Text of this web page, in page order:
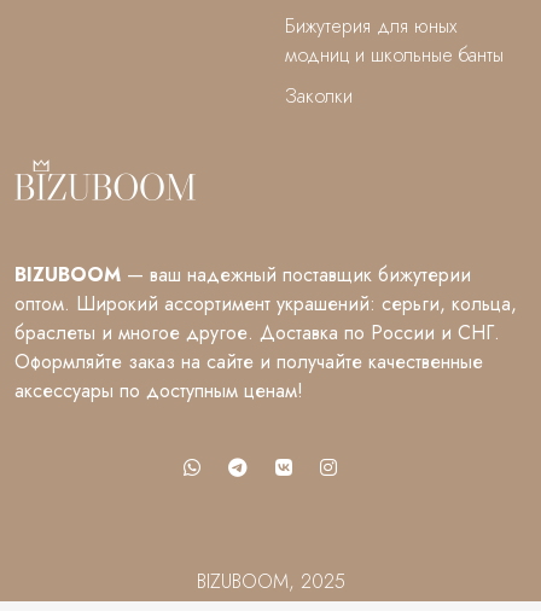
Бижутерия для юных
модниц и школьные банты
Заколки
BIZUBOOM — ваш надежный поставщик бижутерии
оптом. Широкий ассортимент украшений: серьги, кольца,
браслеты и многое другое. Доставка по России и СНГ.
Оформляйте заказ на сайте и получайте качественные
аксессуары по доступным ценам!
BIZUBOOM, 2025